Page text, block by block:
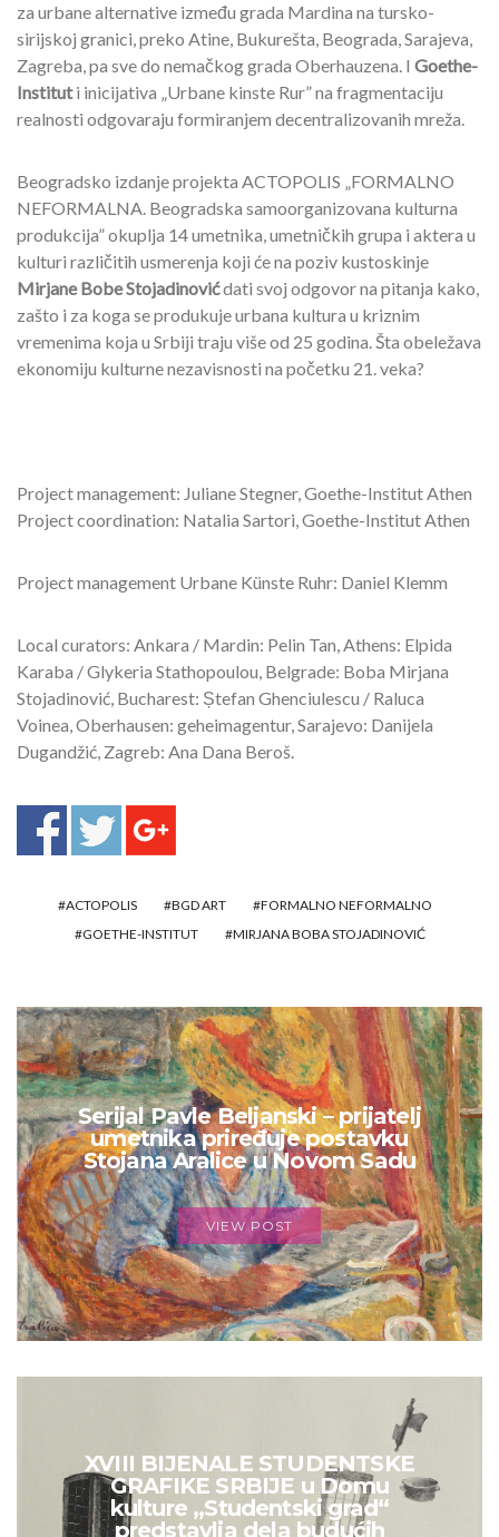
za urbane alternative između grada Mardina na tursko-
sirijskoj granici, preko Atine, Bukurešta, Beograda, Sarajeva,
Zagreba, pa sve do nemačkog grada Oberhauzena. I Goethe-
Instituti inicijativa „Urbane kinste Rur” na fragmentaciju
realnosti odgovaraju formiranjem decentralizovanih mreža.
Beogradsko izdanje projekta ACTOPOLIS „FORMALNO
NEFORMALNA. Beogradska samoorganizovana kulturna
produkcija” okuplja 14 umetnika, umetničkih grupa i aktera u
kulturi različitih usmerenja koji će na poziv kustoskinje
Mirjane Bobe Stojadinovićdati svoj odgovor na pitanja kako,
zašto i za koga se produkuje urbana kultura u kriznim
vremenima koja u Srbiji traju više od 25 godina. Šta obeležava
ekonomiju kulturne nezavisnosti na početku 21. veka?
Project management: Juliane Stegner, Goethe-Institut Athen
Project coordination: Natalia Sartori, Goethe-Institut Athen
Project management Urbane Künste Ruhr: Daniel Klemm
Local curators: Ankara / Mardin: Pelin Tan, Athens: Elpida
Karaba / Glykeria Stathopoulou, Belgrade: Boba Mirjana
Stojadinović, Bucharest: Ștefan Ghenciulescu / Raluca
Voinea, Oberhausen: geheimagentur, Sarajevo: Danijela
Dugandžić, Zagreb: Ana Dana Beroš.
ACTOPOLIS BGD ART
FORMALNO NEFORMALNO
GOETHE-INSTITUT
MIRJANA BOBA STOJADINOVIĆ
Serijal Pavle Beljanski – prijatelj
umetnika priređuje postavku
Stojana Aralice u Novom Sadu
VIEW POST
XVIII BIJENALE STUDENTSKE
GRAFIKE SRBIJE u Domu
kulture „Studentski grad“
predstavlja dela budućih